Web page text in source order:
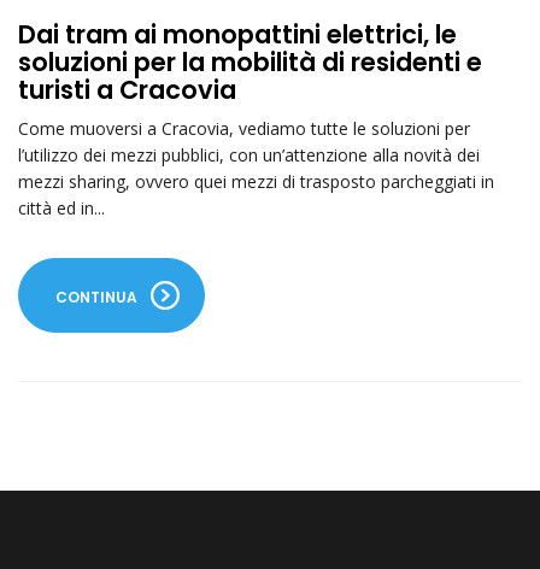
Dai tram ai monopattini elettrici, le
soluzioni per la mobilità di residenti e
turisti a Cracovia
Come muoversi a Cracovia, vediamo tutte le soluzioni per
l’utilizzo dei mezzi pubblici, con un’attenzione alla novità dei
mezzi sharing, ovvero quei mezzi di trasposto parcheggiati in
città ed in...
CONTINUA